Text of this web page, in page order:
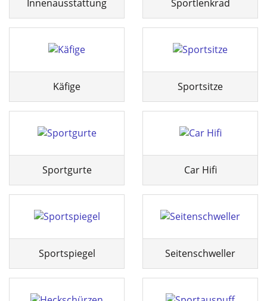
Innenausstattung Sportlenkrad
Käfige Sportsitze
Sportgurte Car Hifi
Sportspiegel Seitenschweller